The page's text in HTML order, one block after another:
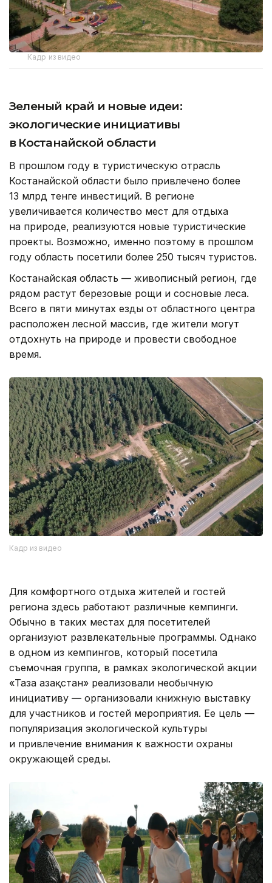
Кадр из видео
Зеленый край и новые идеи:
экологические инициативы
в Костанайской области
В прошлом году в туристическую отрасль
Костанайской области было привлечено более
13 млрд тенге инвестиций. В регионе
увеличивается количество мест для отдыха
на природе, реализуются новые туристические
проекты. Возможно, именно поэтому в прошлом
году область посетили более 250 тысяч туристов.
Костанайская область — живописный регион, где
рядом растут березовые рощи и сосновые леса.
Всего в пяти минутах езды от областного центра
расположен лесной массив, где жители могут
отдохнуть на природе и провести свободное
время.
Кадр из видео
Для комфортного отдыха жителей и гостей
региона здесь работают различные кемпинги.
Обычно в таких местах для посетителей
организуют развлекательные программы. Однако
в одном из кемпингов, который посетила
съемочная группа, в рамках экологической акции
«Таза Қазақстан» реализовали необычную
инициативу — организовали книжную выставку
для участников и гостей мероприятия. Ее цель —
популяризация экологической культуры
и привлечение внимания к важности охраны
окружающей среды.